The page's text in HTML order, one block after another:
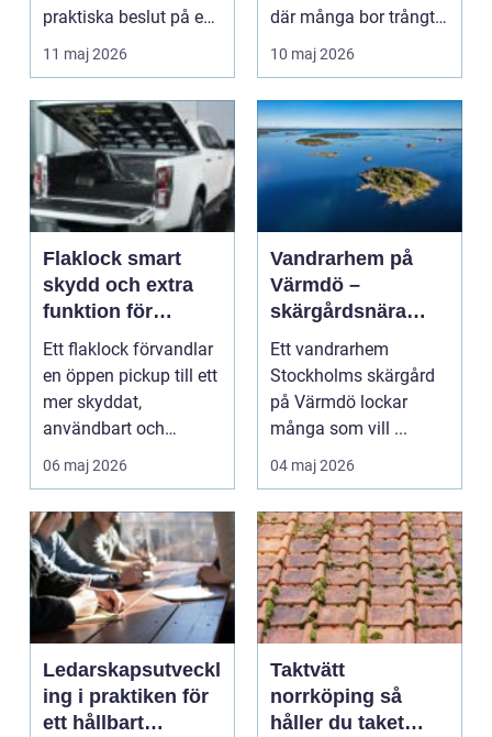
praktiska beslut på en
och samma gång. M...
11 maj 2026
där många bor trångt,
flyttar...
10 maj 2026
Flaklock smart
skydd och extra
funktion för
pickupen
Ett flaklock förvandlar
en öppen pickup till ett
mer skyddat,
användbart och
lugnare arbetsredskap.
06 maj 2026
Vandrarhem på
Värmdö –
skärgårdsnära
boende för natur,
äventyr och
återhämtning
Ett vandrarhem
Stockholms skärgård
på Värmdö lockar
många som vill ...
04 maj 2026
Ledarskapsutveckl
ing i praktiken för
ett hållbart
Taktvätt
norrköping så
håller du taket